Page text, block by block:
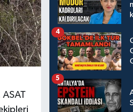
ASAT
4
5